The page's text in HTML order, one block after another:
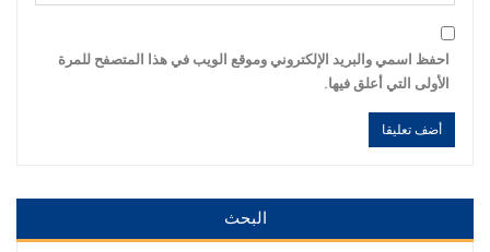
احفظ اسمي والبريد الإلكتروني وموقع الويب في هذا المتصفح للمرة
الأولى التي أعلق فيها.
البحث